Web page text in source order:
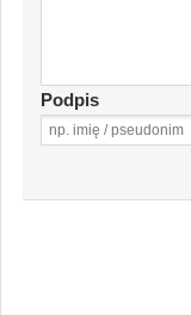
Podpis